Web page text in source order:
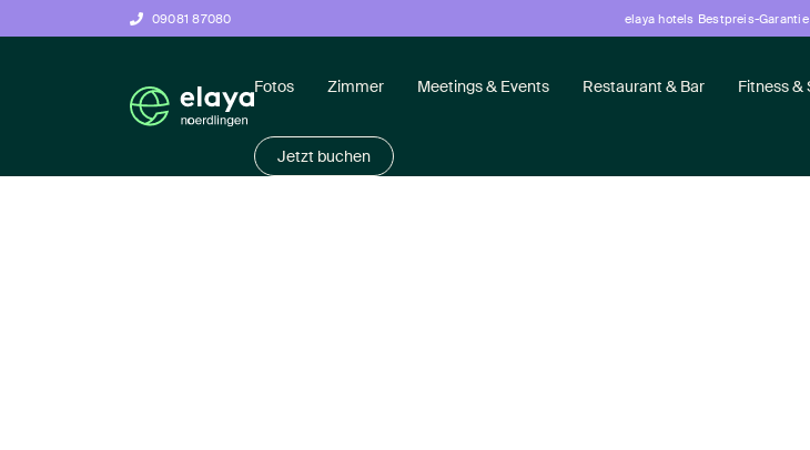
09081 87080 elaya hotels Bestpreis-Garantie
Fotos Zimmer Meetings & Events Restaurant & Bar Fitness &
Jetzt buchen